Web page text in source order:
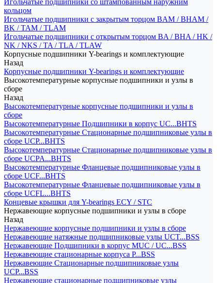
Игольчатые подшипники со штампованным наружним
кольцом
Игольчатые подшипники с закрытым торцом BAM / BHAM /
BK / TAM / TLAM
Игольчатые подшипники с открытым торцом BA / BHA / HK /
NK / NKS / TA / TLA / TLAW
Корпусные подшипники Y-bearings и комплектующие
Назад
Корпусные подшипники Y-bearings и комплектующие
Высокотемпературные корпусные подшипники и узлы в
сборе
Назад
Высокотемпературные корпусные подшипники и узлы в
сборе
Высокотемпературные Подшипники в корпус UC...BHTS
Высокотемпературные Стационарные подшипниковые узлы в
сборе UCP...BHTS
Высокотемпературные Стационарные подшипниковые узлы в
сборе UCPA...BHTS
Высокотемпературные Фланцевые подшипниковые узлы в
сборе UCF...BHTS
Высокотемпературные Фланцевые подшипниковые узлы в
сборе UCFL...BHTS
Концевые крышки для Y-bearings ECY / STC
Нержавеющие корпусные подшипники и узлы в сборе
Назад
Нержавеющие корпусные подшипники и узлы в сборе
Нержавеющие натяжные подшипниковые узлы UCT...BSS
Нержавеющие Подшипники в корпус MUC / UC...BSS
Нержавеющие стационарные корпуса P...BSS
Нержавеющие Стационарные подшипниковые узлы
UCP...BSS
Нержавеющие стационарные подшипниковые узлы